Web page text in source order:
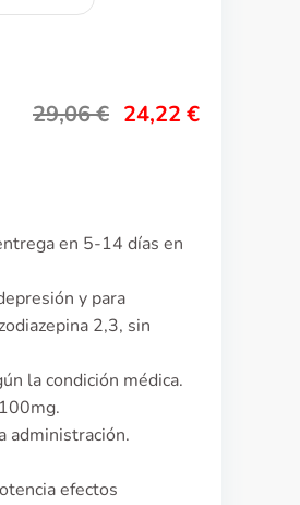
29,06€ 24,22 €
en 5-14 días en
y para
2,3, sin
la condición médica.
administración.
efectos